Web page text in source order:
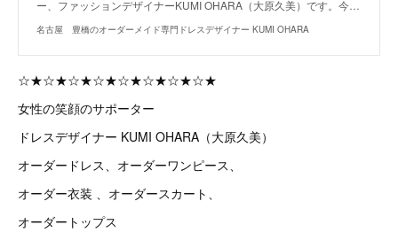
ー、ファッションデザイナーKUMI OHARA（大原久美）です。今…
名古屋 豊橋のオーダーメイド専門ドレスデザイナー KUMI OHARA
☆★☆★☆★☆★☆★☆★☆★☆★
女性の笑顔のサポーター
ドレスデザイナー KUMI OHARA（大原久美）
オーダードレス、オーダーワンピース、
オーダー衣装 、オーダースカート、
オーダートップス